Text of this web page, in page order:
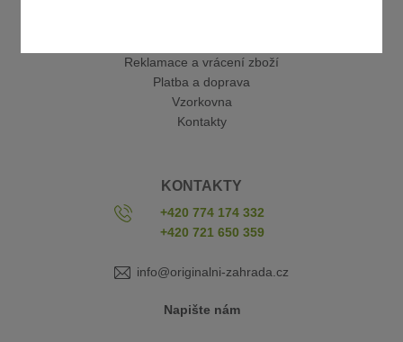
Reklamace a vrácení zboží
Platba a doprava
Vzorkovna
Kontakty
KONTAKTY
+420 774 174 332
+420 721 650 359
info@originalni-zahrada.cz
Napište nám